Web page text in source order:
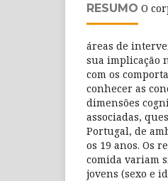
RESUMO O
áreas de
sua implicação
com os
conhecer as
dimensões
associadas,
Portugal, de
os 19 anos. Os
comida variam
jovens (sexo e